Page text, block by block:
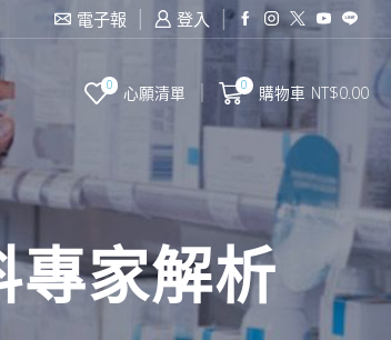
電子報 登入
0 心願清單 0 購物車 NT$0.00
家解析